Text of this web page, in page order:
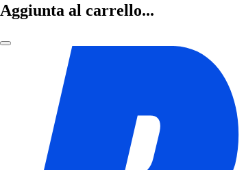
Aggiunta al carrello...